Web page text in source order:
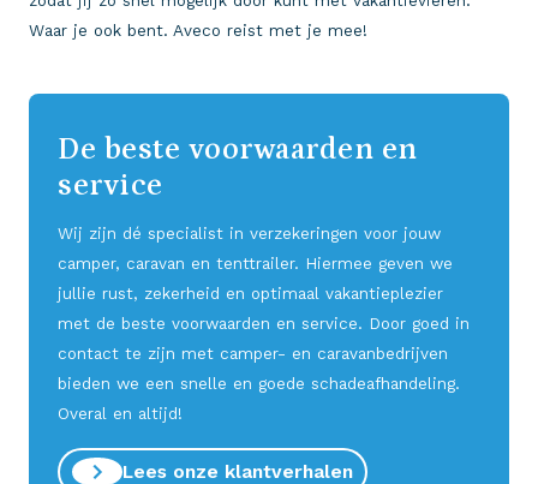
Waar je ook bent. Aveco reist met je mee!
De beste voorwaarden en
service
Wij zijn dé specialist in verzekeringen voor jouw
camper, caravan en tenttrailer. Hiermee geven we
jullie rust, zekerheid en optimaal vakantieplezier
met de beste voorwaarden en service. Door goed in
contact te zijn met camper- en caravanbedrijven
bieden we een snelle en goede schadeafhandeling.
Overal en altijd!
Lees onze klantverhalen